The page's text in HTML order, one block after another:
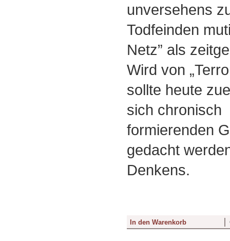
unversehens
Todfeinden
Netz” als
Wird von
sollte heute
sich chronisch
formierenden
gedacht
Denkens.